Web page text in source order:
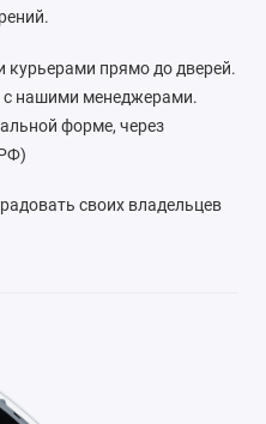
курьерами прямо до дверей.
с нашими менеджерами.
форме, через
своих владельцев